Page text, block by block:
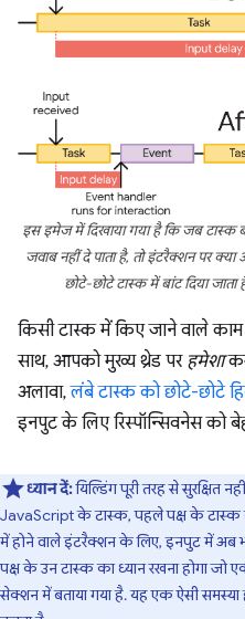
इस इमेज में दिखाया गया है कि जब टास्क
जवाब नहीं दे पाता है, तो इंटरैक्शन पर
छोटे-छोटे टास्क में बांट दिया
किसी टास्क में किए जाने वाले
साथ, आपको मुख्य थ्रेड पर हमेशा
अलावा,लंबे टास्क को छोटे-छोटे
इनपुट के लिए रिस्पॉन्सिवनेस को
ध्यान दें:यिल्डिंग पूरी तरह से सुरक्षित
JavaScript के टास्क, पहले पक्ष के
में होने वाले इंटरैक्शन के लिए, इनपुट में अब
पक्ष के उन टास्क का ध्यान रखना होगा
सेक्शन में बताया गया है. यह एक ऐसी